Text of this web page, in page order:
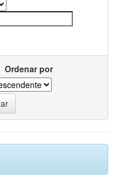
Ordenar por